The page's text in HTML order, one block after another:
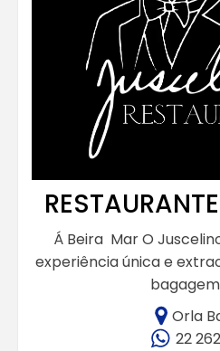
Á Beira Mar O
experiência única e
Orla
22